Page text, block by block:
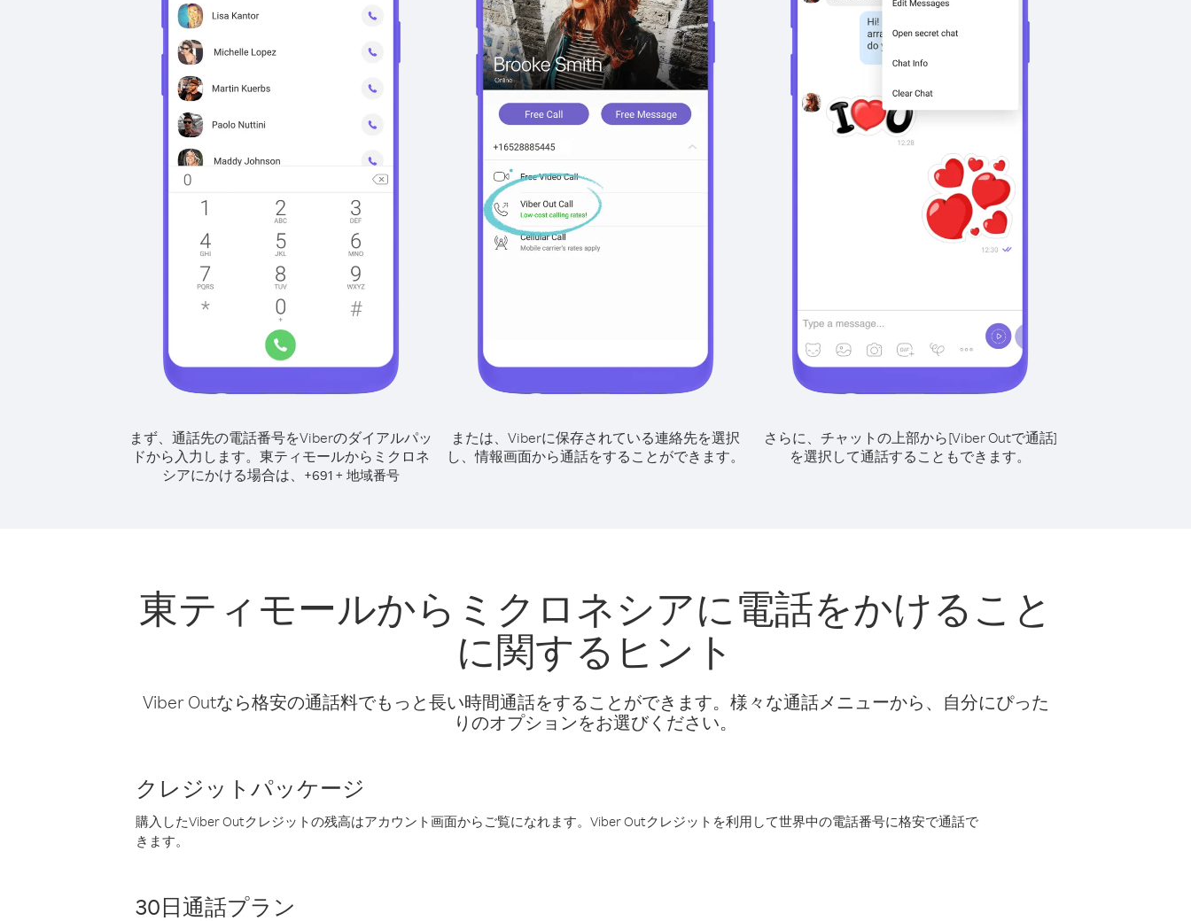
まず、通話先の電話番号をViberのダイアルパッ
ドから入力します。 東ティモールからミクロネ
シアにかける場合は、 +691 + 地域番号
または、Viberに保存されている連絡先を選択
し、情報画面から通話をすることができます。
さらに、チャットの上部から[Viber Outで通話]
を選択して通話することもできます。
東ティモールからミクロネシアに電話をかけること
に関するヒント
Viber Outなら格安の通話料でもっと長い時間通話をすることができます。様々な通話メニューから、自分にぴった
りのオプションをお選びください。
クレジットパッケージ
購入したViber Outクレジットの残高はアカウント画面からご覧になれます。Viber Outクレジットを利用して世界中の電話番号に格安で通話で
きます。
30日通話プラン